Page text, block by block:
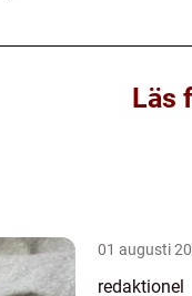
Läs
01 augusti
redaktionel